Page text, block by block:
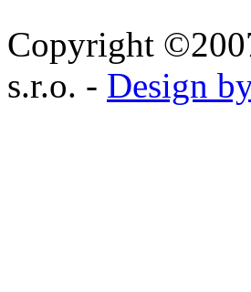
Copyright
s.r.o. - Design